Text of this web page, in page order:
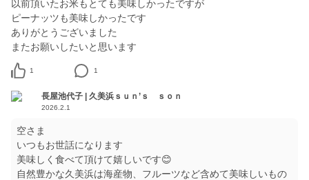
以前頂いたお米もとても美味しかったですが
ピーナッツも美味しかったです
ありがとうございました
1 1
長屋池代子 | 久美浜ｓｕｎ’ｓ ｓｏｎ
2026.2.1
空さま
いつもお世話になります
美味しく食べて頂けて嬉しいです😊
自然豊かな久美浜は海産物、フルーツなど含めて美味しいもの